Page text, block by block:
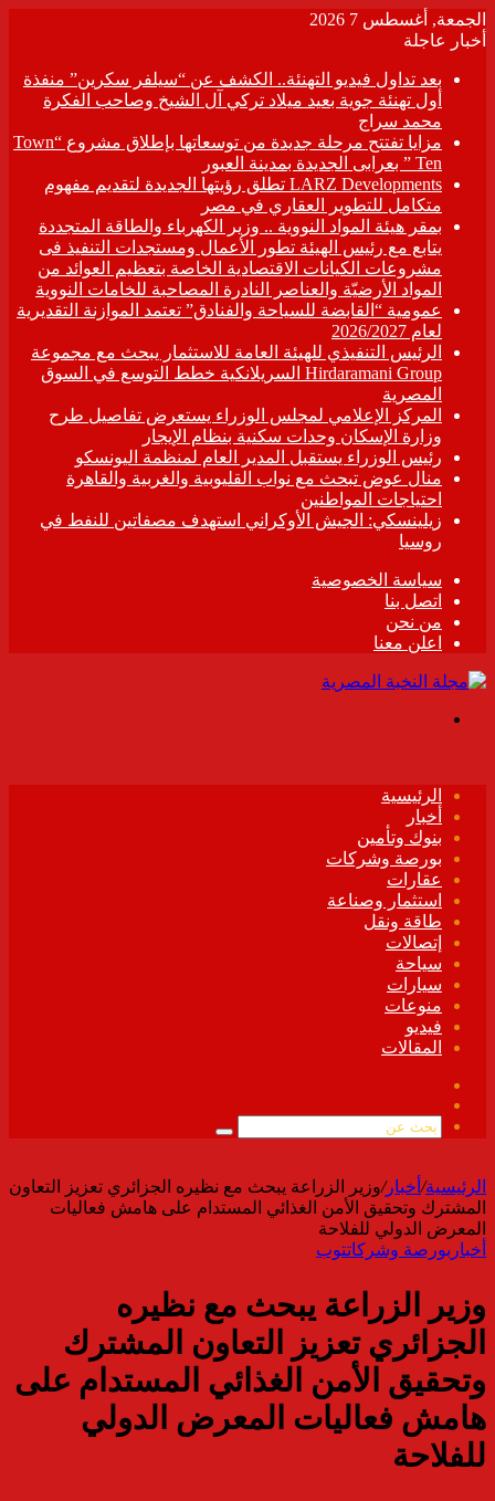
الجمعة, أغسطس 7 2026
أخبار عاجلة
بعد تداول فيديو التهنئة.. الكشف عن “سيلفر سكرين” منفذة
أول تهنئة جوية بعيد ميلاد تركي آل الشيخ وصاحب الفكرة
محمد سراج
مزايا تفتتح مرحلة جديدة من توسعاتها بإطلاق مشروع “Town
Ten ” بعرابى الجديدة بمدينة العبور
LARZ Developments تطلق رؤيتها الجديدة لتقديم مفهوم
متكامل للتطوير العقاري في مصر
بمقر هيئة المواد النووية .. وزير الكهرباء والطاقة المتجددة
يتابع مع رئيس الهيئة تطور الأعمال ومستجدات التنفيذ فى
مشروعات الكيانات الاقتصادية الخاصة بتعظيم العوائد من
المواد الأرضيّة والعناصر النادرة المصاحبة للخامات النووية
عمومية “القابضة للسياحة والفنادق” تعتمد الموازنة التقديرية
لعام 2026/2027
الرئيس التنفيذي للهيئة العامة للاستثمار يبحث مع مجموعة
Hirdaramani Group السريلانكية خطط التوسع في السوق
المصرية
المركز الإعلامي لمجلس الوزراء يستعرض تفاصيل طرح
وزارة الإسكان وحدات سكنية بنظام الإيجار
رئيس الوزراء يستقبل المدير العام لمنظمة اليونسكو
منال عوض تبحث مع نواب القليوبية والغربية والقاهرة
احتياجات المواطنين
زيلينسكي: الجيش الأوكراني استهدف مصفاتين للنفط في
روسيا
سياسة الخصوصية
اتصل بنا
من نحن
اعلن معنا
الرئيسية
أخبار
بنوك وتأمين
بورصة وشركات
عقارات
استثمار وصناعة
طاقة ونقل
إتصالات
سياحة
سيارات
منوعات
فيديو
المقالات
الموقع
بحث
الرئيسية/ أخبار/وزير الزراعة يبحث مع نظيره الجزائري تعزيز التعاون
المشترك وتحقيق الأمن الغذائي المستدام على هامش فعاليات
المعرض الدولي للفلاحة
أخبار بورصة وشركاتتوب
وزير الزراعة يبحث مع نظيره
الجزائري تعزيز التعاون المشترك
وتحقيق الأمن الغذائي المستدام على
هامش فعاليات المعرض الدولي
للفلاحة